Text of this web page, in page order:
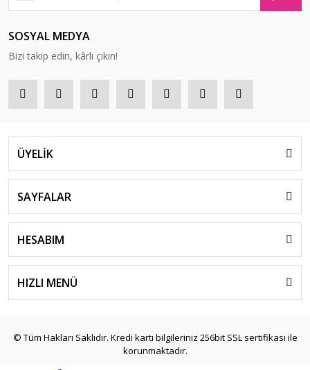
SOSYAL MEDYA
Bizi takip edin, kârlı çıkın!
ÜYELİK
SAYFALAR
HESABIM
HIZLI MENÜ
© Tüm Hakları Saklıdır. Kredi kartı bilgileriniz 256bit SSL sertifikası ile
korunmaktadır.